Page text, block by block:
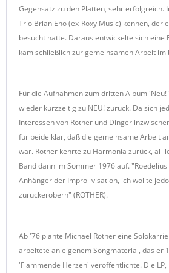
Gegensatz zu den Platten, sehr erfolgreich.
Trio Brian Eno (ex-Roxy Music) kennen, der
besucht hatte. Daraus entwickelte sich eine
kam schließlich zur gemeinsamen Arbeit im
Für die Aufnahmen zum dritten Album
wieder kurzzeitig zu NEU! zurück. Da sich
Interessen von Rother und Dinger
für beide klar, daß die gemeinsame Arbeit
war. Rother kehrte zu Harmonia zurück, al-
Band dann im Sommer 1976 auf.
Anhänger der Impro- visation, ich wollte
zurückerobern" (ROTHER).
Ab '76 plante Michael Rother eine
arbeitete an eigenem Songmaterial, das er
'Flammende Herzen' veröffentlichte. Die